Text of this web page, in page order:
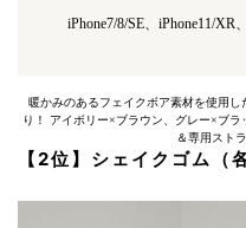
iPhone7/8/SE、iPhone11/XR
暖かみのあるフェイクボア素材を使用
り！ アイボリー×ブラウン、グレー×ブ
＆専用スト
【2位】シェイクゴム（